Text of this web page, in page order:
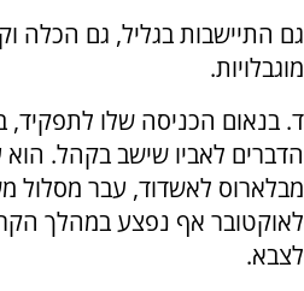
גם התיישבות בגליל, גם הכלה
מוגבלויות.
ד. בנאום הכניסה שלו לתפקיד,
מבלארוס לאשדוד, עבר מסלול
לאוקטובר אף נפצע במהלך
לצבא.